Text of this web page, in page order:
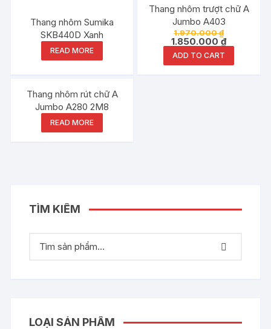
Thang nhôm Sumika
SKB440D Xanh
READ MORE
Đang ưu đãi!
Thang nhôm trượt chữ A
Jumbo A403
1.970.000₫
1.850.000₫
ADD TO CART
Thang nhôm rút chữ A
Jumbo A280 2M8
READ MORE
TÌM KIẾM
LOẠI SẢN PHẨM